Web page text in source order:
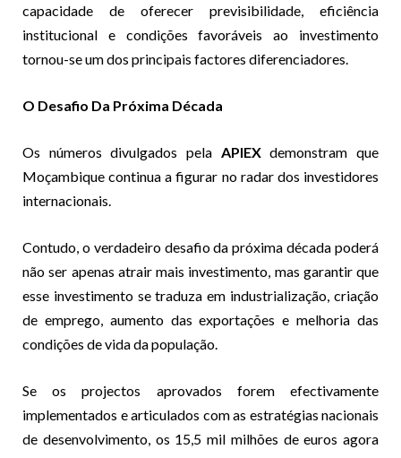
capacidade de oferecer previsibilidade, eficiência
institucional e condições favoráveis ao investimento
tornou-se um dos principais factores diferenciadores.
O Desafio Da Próxima Década
Os números divulgados pela APIEXdemonstram que
Moçambique continua a figurar no radar dos investidores
internacionais.
Contudo, o verdadeiro desafio da próxima década poderá
não ser apenas atrair mais investimento, mas garantir que
esse investimento se traduza em industrialização, criação
de emprego, aumento das exportações e melhoria das
condições de vida da população.
Se os projectos aprovados forem efectivamente
implementados e articulados com as estratégias nacionais
de desenvolvimento, os 15,5 mil milhões de euros agora